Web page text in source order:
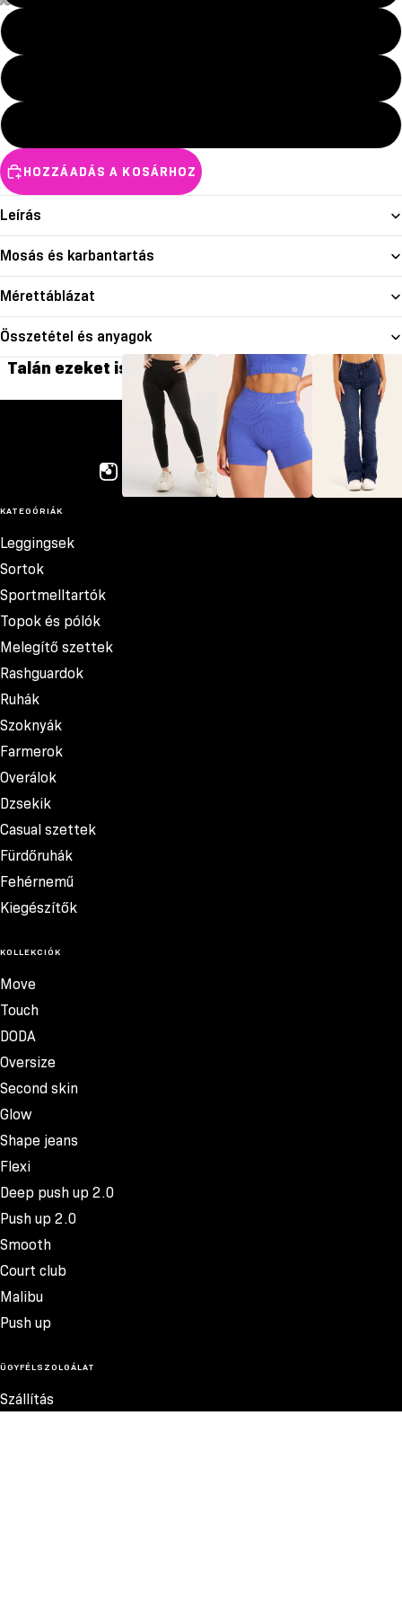
HOZZÁADÁS A KOSÁRHOZ
Leírás
Mosás és karbantartás
Mérettáblázat
Összetétel és anyagok
Talán ezeket is szereted
GYM GLAMOUR
KATEGÓRIÁK
Leggingsek
Sortok
Sportmelltartók
Topok és pólók
Melegítő szettek
Rashguardok
Ruhák
Szoknyák
Farmerok
Overálok
Dzsekik
Casual szettek
Fürdőruhák
Fehérnemű
Kiegészítők
KOLLEKCIÓK
Move
Touch
DODA
Oversize
Second skin
Glow
Shape jeans
Flexi
Deep push up 2.0
Push up 2.0
Smooth
Court club
Malibu
Push up
ÜGYFÉLSZOLGÁLAT
Szállítás